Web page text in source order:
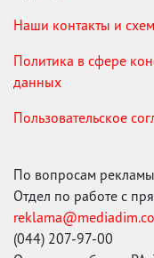
Наши контакты и
Политика в сфере
данных
Пользовательское
По вопросам
Отдел по работе с
(044) 207-97-00